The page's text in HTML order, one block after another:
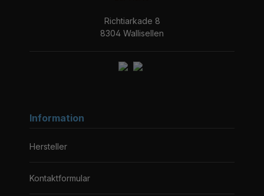
Richtiarkade 8
8304 Wallisellen
Information
Hersteller
Kontaktformular